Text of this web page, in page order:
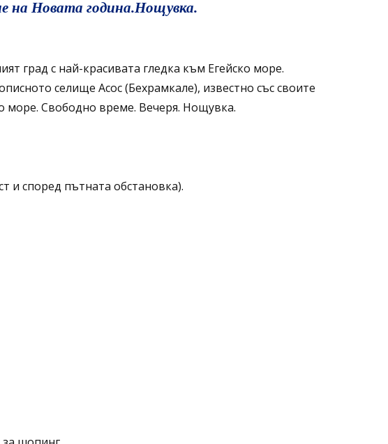
на Новата година.Нощувка.
град с най-красивата гледка към Егейско море.
селище Асос (Бехрамкале), известно със своите
море. Свободно време. Вечеря. Нощувка.
и според пътната обстановка).